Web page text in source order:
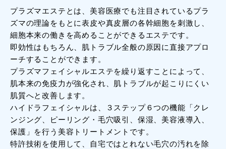
プラズマエステとは、美容医療でも注目されているプラ
ズマの理論をもとに表皮や真皮層の各幹細胞を刺激し、
細胞本来の働きを高めることができるエステです。
即効性はもちろん、肌トラブル全般の原因に直接アプロ
ーチすることができます。
プラズマフェイシャルエステを繰り返すことによって、
肌本来の免疫力が強化され、肌トラブルが起こりにくい
肌質へと改善します。
ハイドラフェイシャルは、３ステップ６つの機能「クレ
ンジング、ピーリング・毛穴吸引、保湿、美容液導入、
保護」を行う美容トリートメントです。
特許技術を使用して、自宅ではとれない毛穴の汚れを除